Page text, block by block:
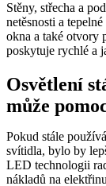
Stěny, střecha a
netěsnosti a
okna a také otvory
poskytuje rychlé a
Osvětlení
může
Pokud stále
svítidla, bylo by
LED technologii
nákladů na